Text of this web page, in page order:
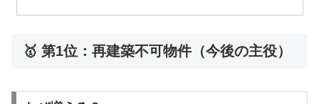
🥇 第1位：再建築不可物件（今後の主役）